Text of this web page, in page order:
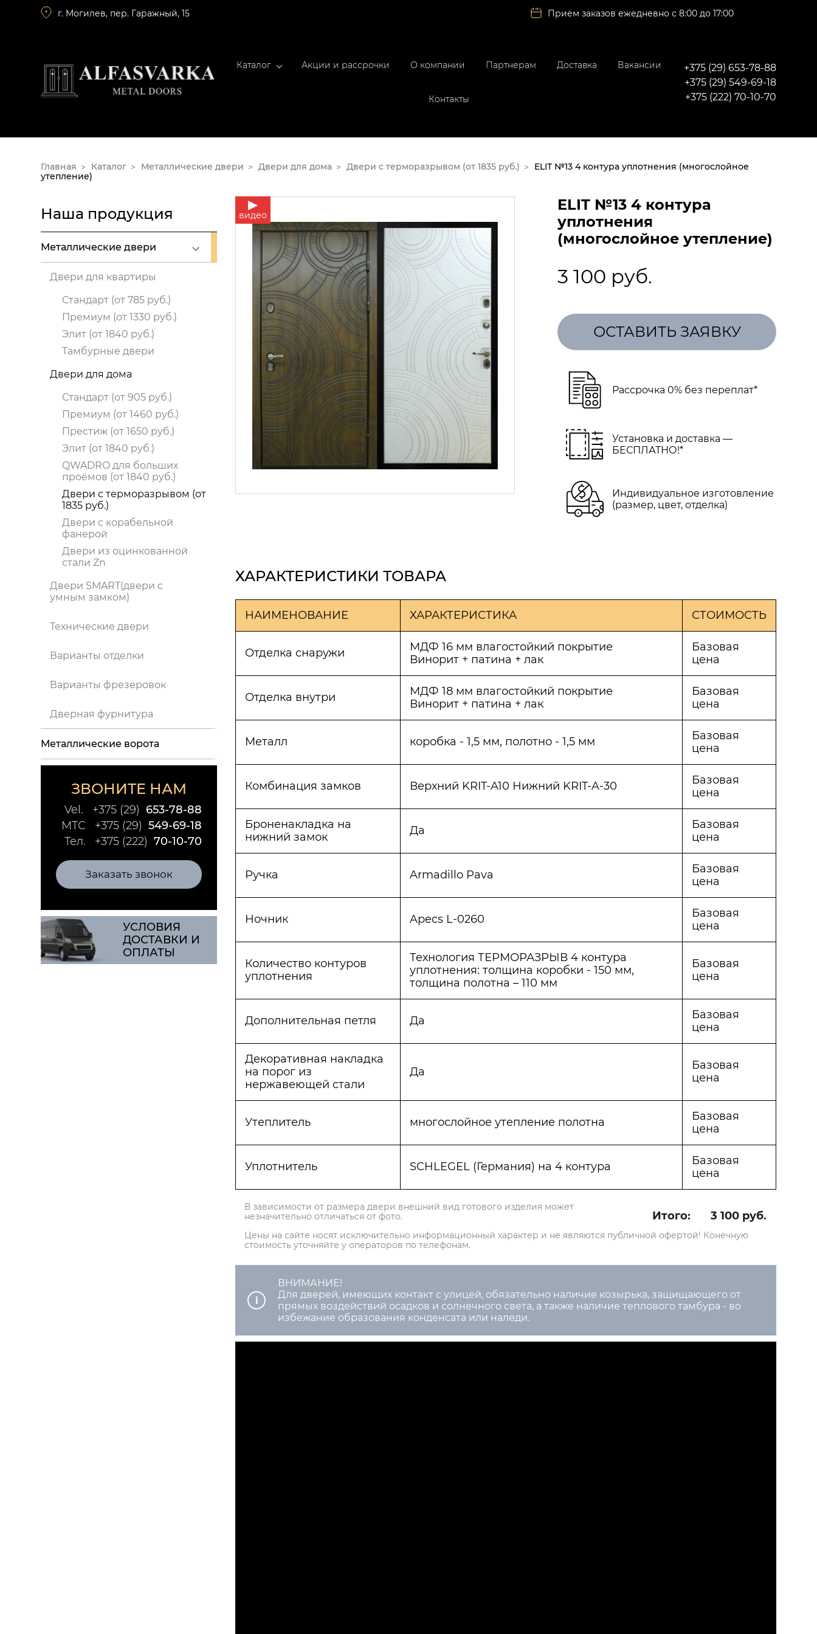
г. Могилев, пер. Гаражный, 15 Приём заказов ежедневно с 8:00 до 17:00
Каталог Акции и рассрочки О компании Партнерам Доставка Вакансии
Контакты
+375 (29) 653-78-88
+375 (29) 549-69-18
+375 (222) 70-10-70
Главная Каталог Металлические двери Двери для дома Двери с терморазрывом (от 1835 руб.)
ELIT №13 4 контура уплотнения (многослойное
утепление)
Наша продукция
Металлические двери
Двери для квартиры
Стандарт (от 785 руб.)
Премиум (от 1330 руб.)
Элит (от 1840 руб.)
Тамбурные двери
Двери для дома
Стандарт (от 905 руб.)
Премиум (от 1460 руб.)
Престиж (от 1650 руб.)
Элит (от 1840 руб.)
QWADRO для больших
проёмов (от 1840 руб.)
Двери с терморазрывом (от
1835 руб.)
Двери c корабельной
фанерой
Двери из оцинкованной
стали Zn
Двери SMART(двери с
умным замком)
Технические двери
Варианты отделки
Варианты фрезеровок
Дверная фурнитура
Металлические ворота
ЗВОНИТЕ НАМ
+375 (29) 653-78-88
Vel.
+375 (29) 549-69-18
МТС
+375 (222) 70-10-70
Тел.
Заказать звонок
УСЛОВИЯ
ДОСТАВКИ И
ОПЛАТЫ
видео
ELIT №13 4 контура
уплотнения
(многослойное утепление)
3 100 руб.
ОСТАВИТЬ ЗАЯВКУ
Рассрочка 0% без переплат*
Установка и доставка —
БЕСПЛАТНО!*
Индивидуальное изготовление
(размер, цвет, отделка)
ХАРАКТЕРИСТИКИ ТОВАРА
НАИМЕНОВАНИЕ ХАРАКТЕРИСТИКА СТОИМОСТЬ
Отделка снаружи
МДФ 16 мм влагостойкий покрытие
Винорит + патина + лак
Базовая
цена
Отделка внутри
МДФ 18 мм влагостойкий покрытие
Винорит + патина + лак
Базовая
цена
Металл коробка - 1,5 мм, полотно - 1,5 мм
Базовая
цена
Комбинация замков Верхний KRIT-A10 Нижний KRIT-A-30
Базовая
цена
Броненакладка на
нижний замок
Да
Базовая
цена
Ручка Armadillo Pava
Базовая
цена
Ночник Apecs L-0260
Базовая
цена
Количество контуров
уплотнения
Технология ТЕРМОРАЗРЫВ 4 контура
уплотнения: толщина коробки - 150 мм,
толщина полотна – 110 мм
Базовая
цена
Дополнительная петля Да
Базовая
цена
Декоративная накладка
на порог из
нержавеющей стали
Да
Базовая
цена
Утеплитель многослойное утепление полотна
Базовая
цена
Уплотнитель SCHLEGEL (Германия) на 4 контура
Базовая
цена
В зависимости от размера двери внешний вид готового изделия может
незначительно отличаться от фото.
Итого: 3 100 руб.
Цены на сайте носят исключительно информационный характер и не являются публичной офертой! Конечную
стоимость уточняйте у операторов по телефонам.
ВНИМАНИЕ!
Для дверей, имеющих контакт с улицей, обязательно наличие козырька, защищающего от
прямых воздействий осадков и солнечного света, а также наличие теплового тамбура - во
избежание образования конденсата или наледи.